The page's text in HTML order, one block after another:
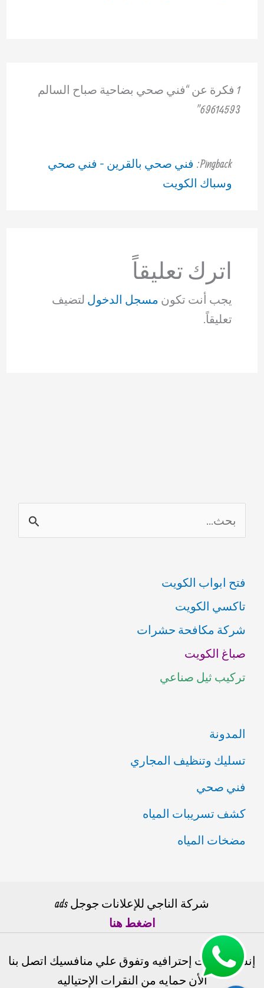
1 فكرة عن “فني صحي بضاحية صباح السالم
69614593”
Pingback: فني صحي بالقرين - فني صحي
وسباك الكويت
اترك تعليقاً
يجب أنت تكون مسجل الدخول لتضيف
تعليقاً.
ل
ح
ث
ع
ن
:
فتح ابواب الكويت
تاكسي الكويت
شركة مكافحة حشرات
صباغ الكويت
تركيب ثيل صناعي
المدونة
تسليك وتنظيف المجاري
فني صحي
كشف تسريبات المياه
مضخات المياه
شركة الناجي للإعلانات جوجل ads
اضغط هنا
إنشاء حملات إحترافيه وتفوق علي منافسيك اتصل بنا
الأن حمايه من النقرات الإحتياليه